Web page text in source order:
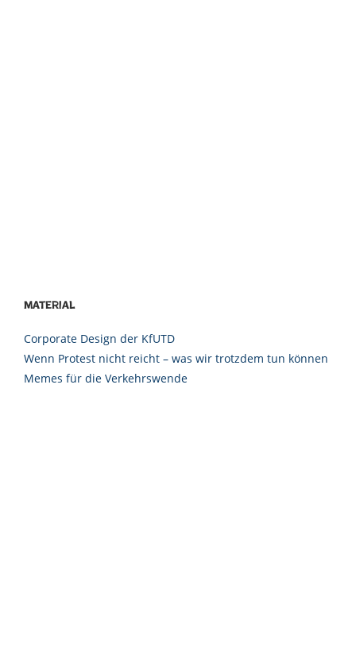
Material
Corporate Design der KfUTD
Wenn Protest nicht reicht – was wir trotzdem tun können
Memes für die Verkehrswende